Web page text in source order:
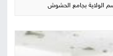
الولاية بجامع الحشوش